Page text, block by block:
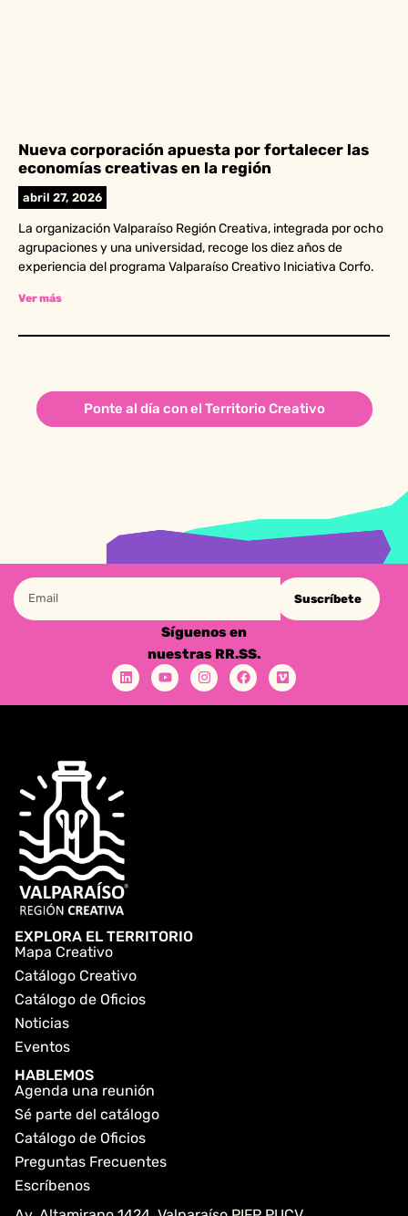
Nueva corporación apuesta por fortalecer las
economías creativas en la región
abril 27, 2026
La organización Valparaíso Región Creativa, integrada por ocho
agrupaciones y una universidad, recoge los diez años de
experiencia del programa Valparaíso Creativo Iniciativa Corfo.
Ver más
Ponte al día con el Territorio Creativo
Suscríbete
Síguenos en
nuestras RR.SS.
EXPLORA EL TERRITORIO
Mapa Creativo
Catálogo Creativo
Catálogo de Oficios
Noticias
Eventos
HABLEMOS
Agenda una reunión
Sé parte del catálogo
Catálogo de Oficios
Preguntas Frecuentes
Escríbenos